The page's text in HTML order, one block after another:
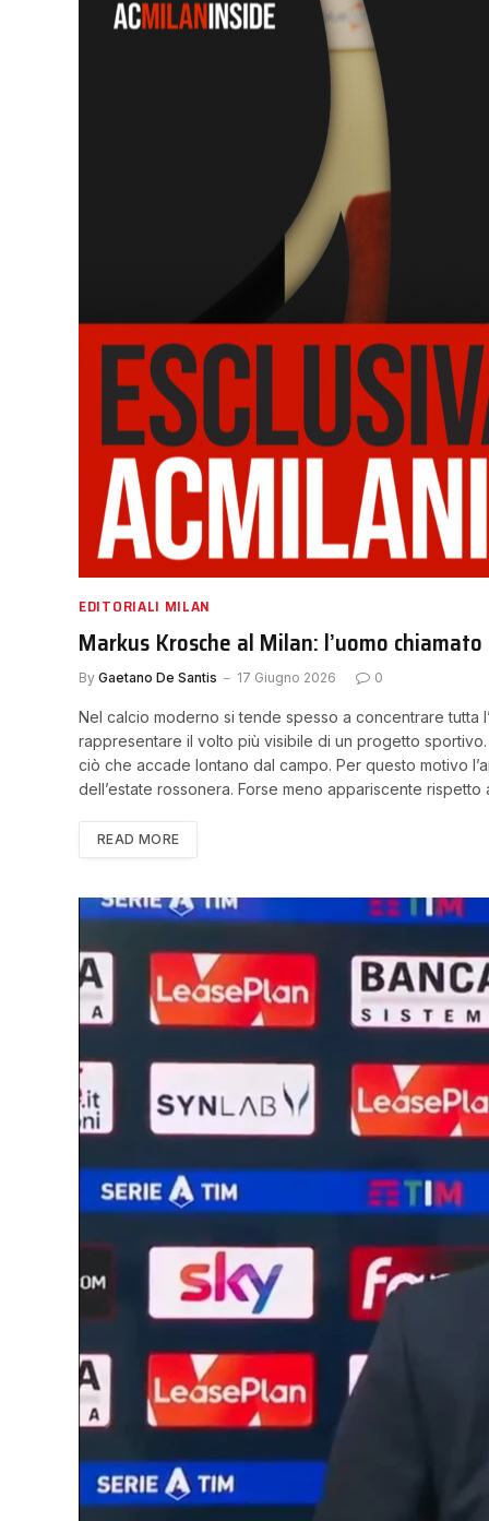
EDITORIALI MILAN
Markus Krosche al Milan: l’uomo
By Gaetano De Santis 17 Giugno 2026 0
Nel calcio moderno si tende spesso a concentrare tutta
rappresentare il volto più visibile di un progetto
ciò che accade lontano dal campo. Per questo motivo
dell’estate rossonera. Forse meno appariscente
READ MORE